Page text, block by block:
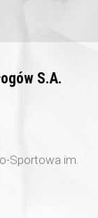
S.A.
Sportowa im.